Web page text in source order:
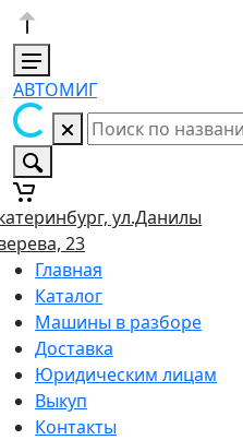
АВТОМИГ
ул.Данилы
23
Главная
Каталог
Машины в разборе
Доставка
Юридическим лицам
Выкуп
Контакты